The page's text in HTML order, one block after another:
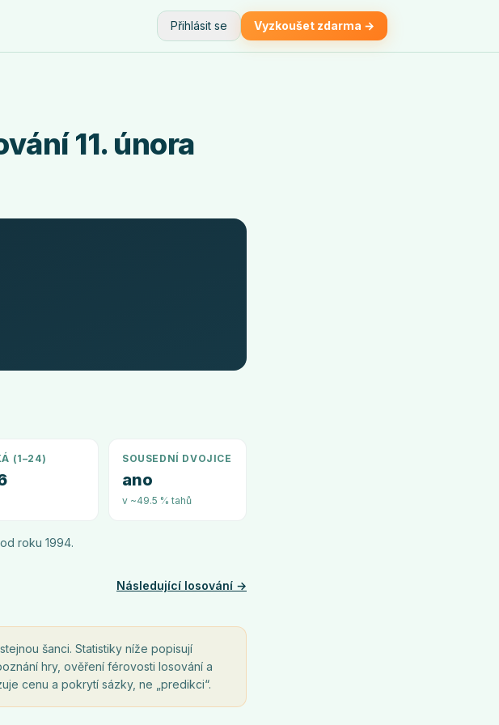
Přihlásit se Vyzkoušet zdarma →
11. února
(1–24) SOUSEDNÍ DVOJICE
ano
v ~49.5 % tahů
roku 1994.
Následující losování →
šanci. Statistiky níže popisují
hry, ověření férovosti losování a
cenu a pokrytí sázky, ne „predikci“.